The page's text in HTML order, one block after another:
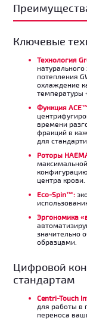
Ключевые
Технология
потепления
охлаждение
температуры
Функция
времени
фракций в
для
Роторы
центра крови.
Eco-Spin™:
Эргономика
значительно
образцами.
Цифровой
стандартам
Centri-Touch
для работы в
переноса